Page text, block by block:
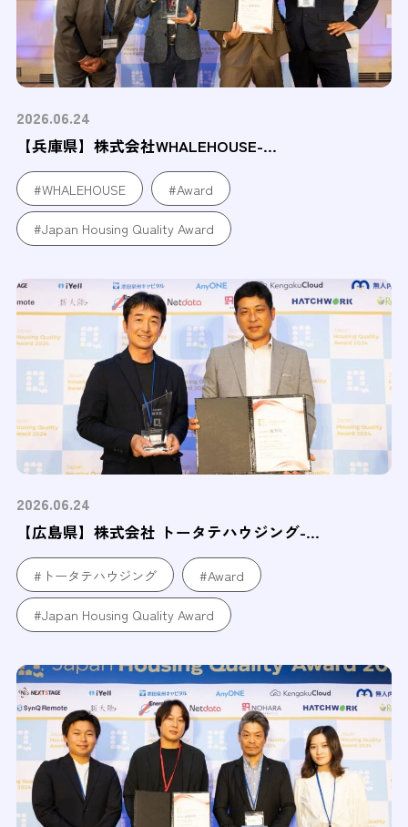
2026.06.24
【兵庫県】株式会社WHALEHOUSE-...
#WHALEHOUSE #Award
#Japan Housing Quality Award
2026.06.24
【広島県】株式会社 トータテハウジング-...
#トータテハウジング #Award
#Japan Housing Quality Award